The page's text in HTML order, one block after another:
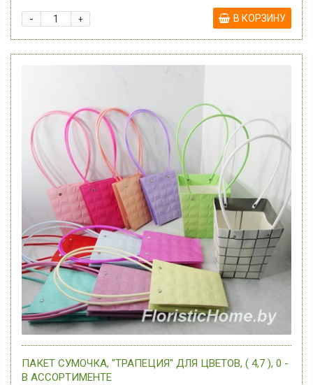
+
- В КОРЗИНУ
ПАКЕТ СУМОЧКА, "ТРАПЕЦИЯ" ДЛЯ ЦВЕТОВ, ( 4,7 ), 0 -
В АССОРТИМЕНТЕ